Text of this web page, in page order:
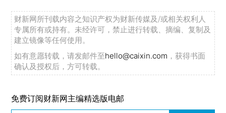
财新网所刊载内容之知识产权为财新传媒及/或相关权利人
专属所有或持有。未经许可，禁止进行转载、摘编、复制及
建立镜像等任何使用。
如有意愿转载，请发邮件至hello@caixin.com ，获得书面
确认及授权后，方可转载。
免费订阅财新网主编精选版电邮